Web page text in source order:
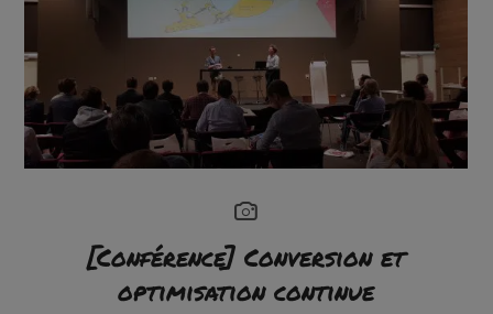
[Conférence] Conversion et
optimisation continue